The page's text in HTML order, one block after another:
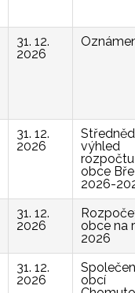
31. 12.
2026
31. 12.
2026
výhled
rozpočtu
obce
2026-
31. 12.
2026
obce na
2026
31. 12.
2026
obcí